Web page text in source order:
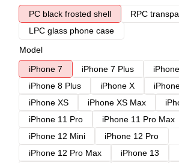
PC black frosted shell
RPC
LPC glass phone case
Model
iPhone 7
iPhone 7 Plus
iPhone 8 Plus
iPhone X
iPhone XS
iPhone XS Max
iPhone 11 Pro
iPhone 11 Pro Max
iPhone 12 Mini
iPhone 12 Pro
iPhone 12 Pro Max
iPhone 13